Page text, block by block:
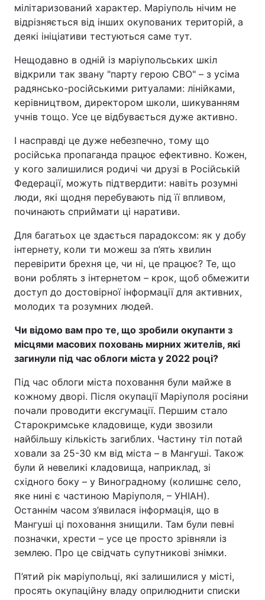
мілітаризований характер. Маріуполь нічим не
відрізняється від інших окупованих територій, а
деякі ініціативи тестуються саме тут.
Нещодавно в одній із маріупольських шкіл
відкрили так звану "парту герою СВО" – з усіма
радянсько-російськими ритуалами: лінійками,
керівництвом, директором школи, шикуванням
учнів тощо. Усе це відбувається дуже активно.
І насправді це дуже небезпечно, тому що
російська пропаганда працює ефективно. Кожен,
у кого залишилися родичі чи друзі в Російській
Федерації, можуть підтвердити: навіть розумні
люди, які щодня перебувають під її впливом,
починають сприймати ці наративи.
Для багатьох це здається парадоксом: як у добу
інтернету, коли ти можеш за п’ять хвилин
перевірити брехня це, чи ні, це працює? Те, що
вони роблять з інтернетом – крок, щоб обмежити
доступ до достовірної інформації для активних,
молодих та розумних людей.
Чи відомо вам про те, що зробили окупанти з
місцями масових поховань мирних жителів, які
загинули під час облоги міста у 2022 році?
Під час облоги міста поховання були майже в
кожному дворі. Після окупації Маріуполя росіяни
почали проводити ексгумації. Першим стало
Старокримське кладовище, куди звозили
найбільшу кількість загиблих. Частину тіл потай
ховали за 25-30 км від міста – в Мангуші. Також
були й невеликі кладовища, наприклад, зі
східного боку – у Виноградному (колишнє село,
яке нині є частиною Маріуполя, – УНІАН).
Останнім часом з’явилася інформація, що в
Мангуші ці поховання знищили. Там були певні
позначки, хрести – усе це просто зрівняли із
землею. Про це свідчать супутникові знімки.
П’ятий рік маріупольці, які залишилися у місті,
просять окупаційну владу оприлюднити списки